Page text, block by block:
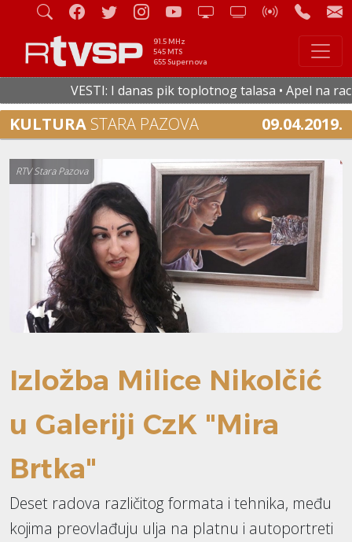
91.5 MHz
545 MTS
655 Supernova
VESTI: I danas pik toplotnog talasa • Apel na
KULTURA STARA PAZOVA 09.04.2019.
RTV Stara Pazova
Izložba Milice Nikolčić
u Galeriji CzK "Mira
Brtka"
Deset radova različitog formata i tehnika, među
kojima preovlađuju ulja na platnu i autoportreti